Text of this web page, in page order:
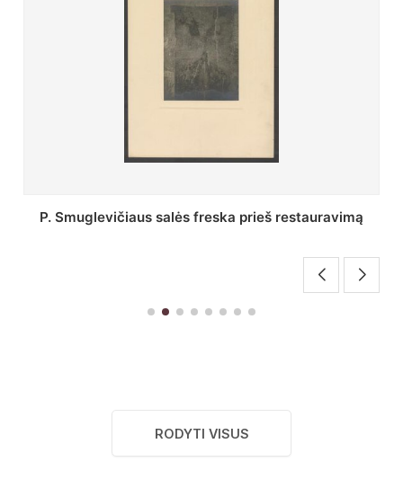
Stepono Batoro universiteto bibliotekos Profesorių
RODYTI VISUS